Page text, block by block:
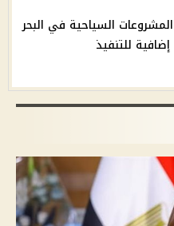
السياحية في البحر
للتنفيذ